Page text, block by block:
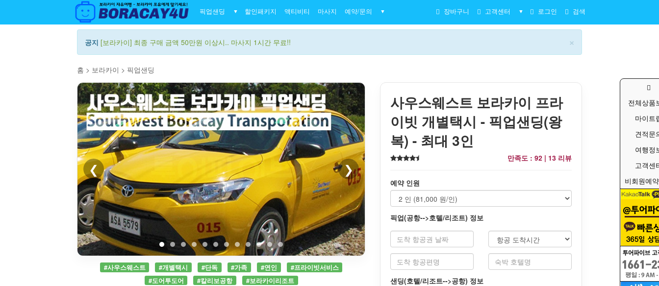
픽업샌딩 ▼ 할인패키지 액티비티 마사지 예약/문의 ▼ 장바구니 고객센터 ▼ 로그인 검색
×
공지 [보라카이] 최종 구매 금액 50만원 이상시.. 마사지 1시간 무료!!
홈 > 보라카이 > 픽업샌딩
❮ ❯
#사우스웨스트 #개별택시 #단독 #가족 #연인
#프라이빗서비스
#도어투도어
#칼리보공항 #보라카이리조트
사우스웨스트 보라카이 프라
이빗 개별택시 - 픽업샌딩(왕
복) - 최대 3인
만족도 : 92 | 13 리뷰
예약 인원
픽업(공항-->호텔/리조트) 정보
샌딩(호텔/리조트-->공항) 정보
전체상품
마이트
견적문
여행정
고객센
비회원예